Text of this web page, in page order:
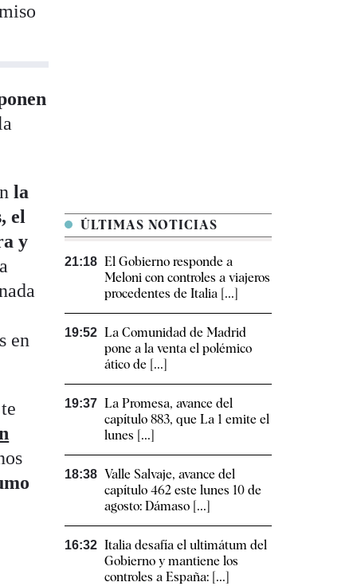
la
el
y
en
ÚLTIMAS NOTICIAS
21:18 El Gobierno responde a
Meloni con controles a viajeros
procedentes de Italia [...]
19:52 La Comunidad de Madrid
pone a la venta el polémico
ático de [...]
19:37 La Promesa, avance del
capítulo 883, que La 1 emite el
lunes [...]
18:38 Valle Salvaje, avance del
capítulo 462 este lunes 10 de
agosto: Dámaso [...]
16:32 Italia desafía el ultimátum del
Gobierno y mantiene los
controles a España: [...]